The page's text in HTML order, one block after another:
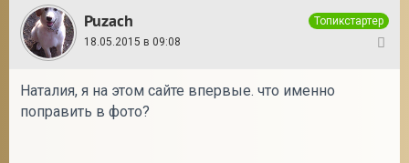
Puzach
Топикстартер
18.05.2015 в 09:08
Наталия, я на этом сайте впервые. что именно
поправить в фото?